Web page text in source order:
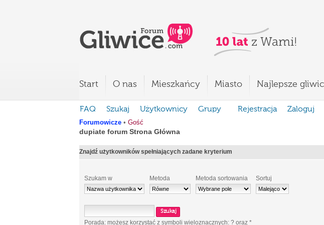
Start O nas Mieszkańcy Miasto Najlepsze
FAQ Szukaj Użytkownicy Grupy Rejestracja Zaloguj
Forumowicze • Gość
dupiate forum Strona Główna
Znajdź użytkowników spełniających zadane kryterium
Szukam w Metoda Metoda sortowania Sortuj
Porada: możesz korzystać z symboli wieloznacznych: ? oraz *